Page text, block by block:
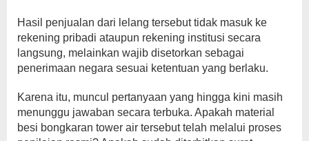
Hasil penjualan dari lelang tersebut tidak masuk ke
rekening pribadi ataupun rekening institusi secara
langsung, melainkan wajib disetorkan sebagai
penerimaan negara sesuai ketentuan yang berlaku.
Karena itu, muncul pertanyaan yang hingga kini masih
menunggu jawaban secara terbuka. Apakah material
besi bongkaran tower air tersebut telah melalui proses